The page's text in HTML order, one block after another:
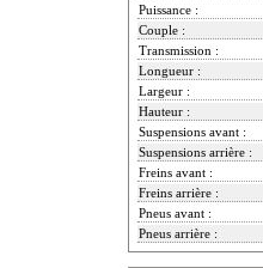
Puissance :
Couple :
Transmission :
Longueur :
Largeur :
Hauteur :
Suspensions avant :
Suspensions arrière :
Freins avant :
Freins arrière :
Pneus avant :
Pneus arrière :